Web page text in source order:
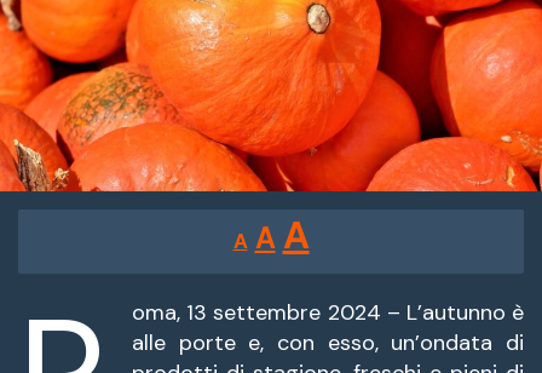
A
Reducir
tamaño
de
fuente.
A Restablecer
tamaño
de
fuente
AAumentar
tamaño
de
oma, 13 settembre 2024 – L’autunno è
alle porte e, con esso, un’ondata di